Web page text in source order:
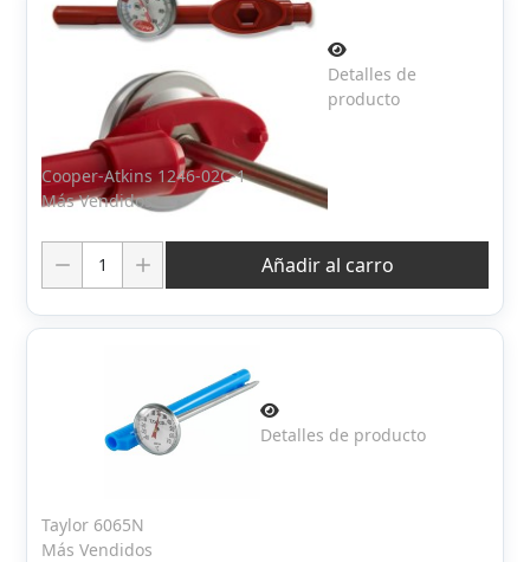
Detalles de
producto
Cooper-Atkins 1246-02C-1
Más Vendidos
Añadir al carro
Detalles de producto
Taylor 6065N
Más Vendidos